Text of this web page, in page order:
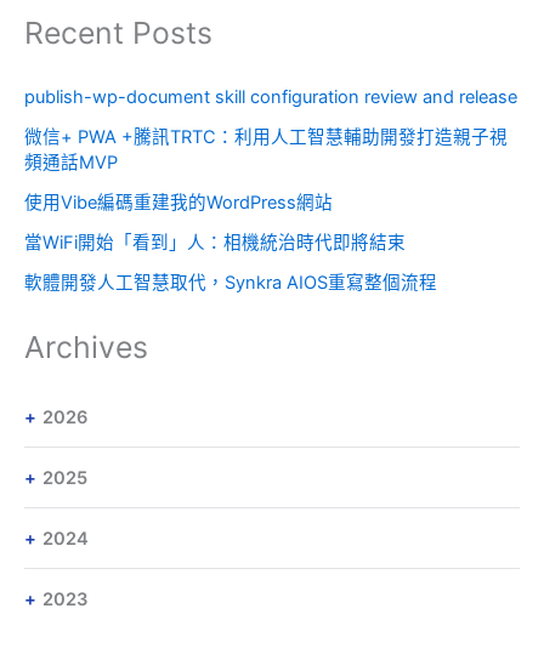
Recent Posts
publish-wp-document skill configuration review and release
微信+ PWA +騰訊TRTC：利用人工智慧輔助開發打造親子視
頻通話MVP
使用Vibe編碼重建我的WordPress網站
當WiFi開始「看到」人：相機統治時代即將結束
軟體開發人工智慧取代，Synkra AIOS重寫整個流程
Archives
2026
2025
2024
2023